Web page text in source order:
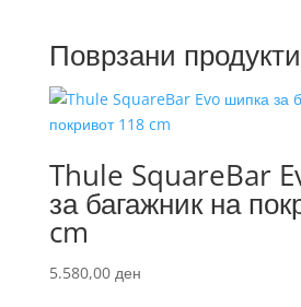
Поврзани продукти
Thule SquareBar
за багажник на
cm
5.580,00 ден